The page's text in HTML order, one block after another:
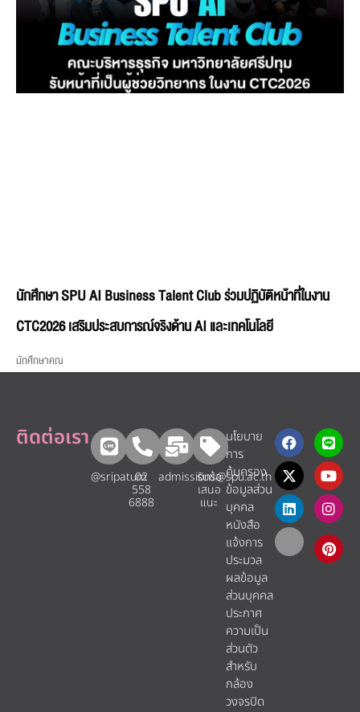
นักศึกษา SPU AI Business Talent Club ร่วมปฏิบัติหน้าที่ในงาน
CTC2026 เสริมประสบการณ์จริงด้าน AI และเทคโนโลยี
นักศึกษาคณ
ติดต่อเรา
@sripatum
02
558
6888
admissions@spu.ac.th
รับข้อ
เสนอ
แนะ​
นโยบาย
การ
คุ้มครอง
ข้อมูลส่วน
บุคคล
หนังสือ
แจ้งการ
ประมวล
ผลข้อมูล
ส่วนบุคคล
ประกาศ
ความเป็น
ส่วนตัว
สำหรับ
กล้อง
วงจรปิด